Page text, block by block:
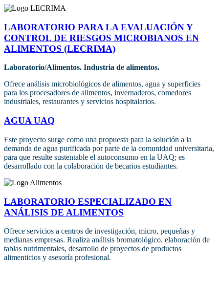
LABORATORIO PARA LA EVALUACIÓN Y
CONTROL DE RIESGOS MICROBIANOS EN
ALIMENTOS (LECRIMA)
Laboratorio/Alimentos. Industria de alimentos.
Ofrece análisis microbiológicos de alimentos, agua y superficies
para los procesadores de alimentos, invernaderos, comedores
industriales, restaurantes y servicios hospitalarios.
AGUA UAQ
Este proyecto surge como una propuesta para la solución a la
demanda de agua purificada por parte de la comunidad universitaria,
para que resulte sustentable el autoconsumo en la UAQ; es
desarrollado con la colaboración de becarios estudiantes.
LABORATORIO ESPECIALIZADO EN
ANÁLISIS DE ALIMENTOS
Ofrece servicios a centros de investigación, micro, pequeñas y
medianas empresas. Realiza análisis bromatológico, elaboración de
tablas nutrimentales, desarrollo de proyectos de productos
alimenticios y asesoría profesional.